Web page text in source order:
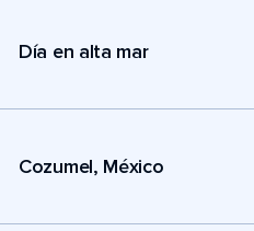
Día en alta mar
Cozumel, México